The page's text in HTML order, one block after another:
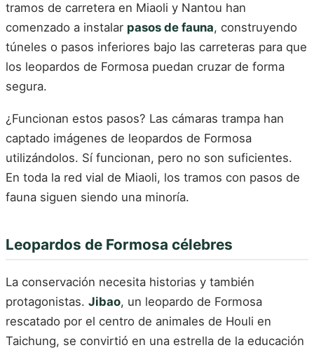
tramos de carretera en Miaoli y Nantou han
comenzado a instalar pasos de fauna, construyendo
túneles o pasos inferiores bajo las carreteras para que
los leopardos de Formosa puedan cruzar de forma
segura.
¿Funcionan estos pasos? Las cámaras trampa han
captado imágenes de leopardos de Formosa
utilizándolos. Sí funcionan, pero no son suficientes.
En toda la red vial de Miaoli, los tramos con pasos de
fauna siguen siendo una minoría.
Leopardos de Formosa célebres
La conservación necesita historias y también
protagonistas. Jibao, un leopardo de Formosa
rescatado por el centro de animales de Houli en
Taichung, se convirtió en una estrella de la educación